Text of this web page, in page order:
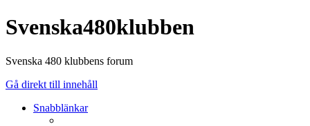
Svenska480klubben
Svenska 480 klubbens forum
Gå direkt till innehåll
Snabblänkar